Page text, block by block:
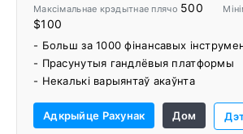
Максімальнае крэдытнае плячо 500
$100
- Больш за 1000 фінансавых
- Прасунутыя гандлёвыя платформы
- Некалькі варыянтаў акаўнта
рэсурсаў
Адкрыйце Рахунак Дом